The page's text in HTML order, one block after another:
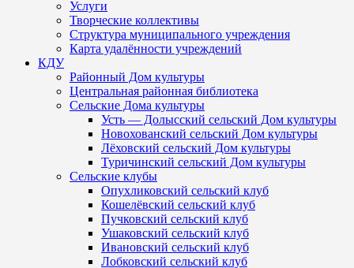
Услуги
Творческие коллективы
Структура муниципального учреждения
Карта удалённости учреждений
КДУ
Районный Дом культуры
Центральная районная библиотека
Сельские Дома культуры
Усть — Долысский сельский Дом культуры
Новохованский сельский Дом культуры
Лёховский сельский Дом культуры
Туричинский сельский Дом культуры
Сельские клубы
Опухликовский сельский клуб
Кошелёвский сельский клуб
Пучковский сельский клуб
Ушаковский сельский клуб
Ивановский сельский клуб
Лобковский сельский клуб